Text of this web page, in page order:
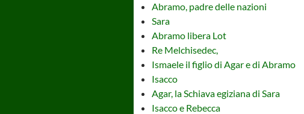
Abramo, padre delle nazioni
Sara
Abramo libera Lot
Re Melchisedec,
Ismaele il figlio di Agar e di Abramo
Isacco
Agar, la Schiava egiziana di Sara
Isacco e Rebecca